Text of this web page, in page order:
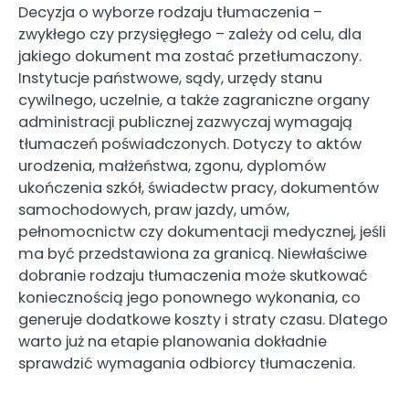
Decyzja o wyborze rodzaju tłumaczenia –
zwykłego czy przysięgłego – zależy od celu, dla
jakiego dokument ma zostać przetłumaczony.
Instytucje państwowe, sądy, urzędy stanu
cywilnego, uczelnie, a także zagraniczne organy
administracji publicznej zazwyczaj wymagają
tłumaczeń poświadczonych. Dotyczy to aktów
urodzenia, małżeństwa, zgonu, dyplomów
ukończenia szkół, świadectw pracy, dokumentów
samochodowych, praw jazdy, umów,
pełnomocnictw czy dokumentacji medycznej, jeśli
ma być przedstawiona za granicą. Niewłaściwe
dobranie rodzaju tłumaczenia może skutkować
koniecznością jego ponownego wykonania, co
generuje dodatkowe koszty i straty czasu. Dlatego
warto już na etapie planowania dokładnie
sprawdzić wymagania odbiorcy tłumaczenia.